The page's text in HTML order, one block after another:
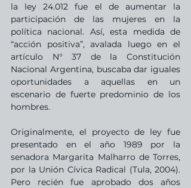
la ley 24.012 fue el de aumentar la
participación de las mujeres en la
política nacional. Así, esta medida de
“acción positiva”, avalada luego en el
artículo N° 37 de la Constitución
Nacional Argentina, buscaba dar iguales
oportunidades a aquellas en un
escenario de fuerte predominio de los
hombres.
Originalmente, el proyecto de ley fue
presentado en el año 1989 por la
senadora Margarita Malharro de Torres,
por la Unión Cívica Radical (Tula, 2004).
Pero recién fue aprobado dos años